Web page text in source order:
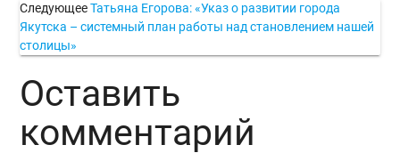
Следующее Татьяна Егорова: «Указ о развитии города
Якутска – системный план работы над становлением нашей
столицы»
Оставить
комментарий